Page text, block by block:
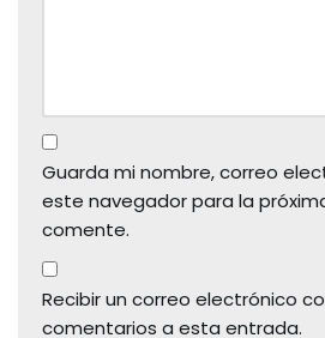
Guarda mi nombre, correo
este navegador para la
comente.
Recibir un correo electrónico
comentarios a esta entrada.